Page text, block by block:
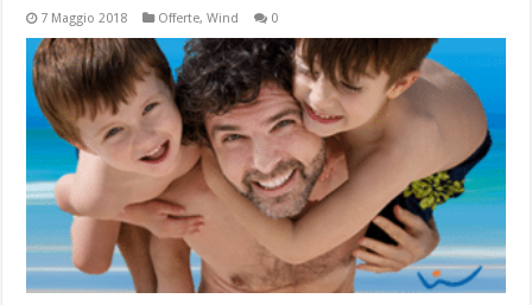
7 Maggio 2018 Offerte,Wind 0